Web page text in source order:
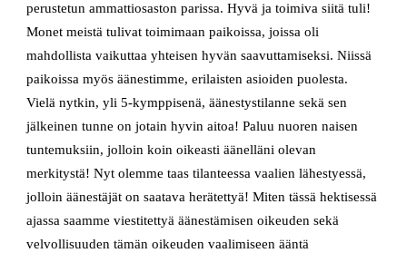
perustetun ammattiosaston parissa. Hyvä ja toimiva siitä tuli!
Monet meistä tulivat toimimaan paikoissa, joissa oli
mahdollista vaikuttaa yhteisen hyvän saavuttamiseksi. Niissä
paikoissa myös äänestimme, erilaisten asioiden puolesta.
Vielä nytkin, yli 5-kymppisenä, äänestystilanne sekä sen
jälkeinen tunne on jotain hyvin aitoa! Paluu nuoren naisen
tuntemuksiin, jolloin koin oikeasti äänelläni olevan
merkitystä! Nyt olemme taas tilanteessa vaalien lähestyessä,
jolloin äänestäjät on saatava herätettyä! Miten tässä hektisessä
ajassa saamme viestitettyä äänestämisen oikeuden sekä
velvollisuuden tämän oikeuden vaalimiseen ääntä